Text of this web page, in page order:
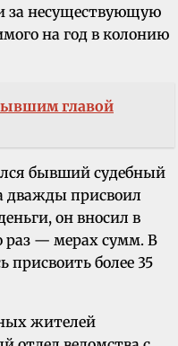
за несуществующую
на год в колонию
главой
бывший судебный
дважды присвоил
он вносил в
— мерах сумм. В
присвоить более 35
жителей